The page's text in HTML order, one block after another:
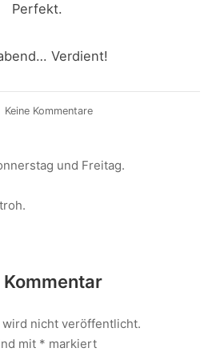
Perfekt.
Verdient!
Keine Kommentarezu
hatten
und Freitag.
nicht veröffentlicht.
mit * markiert